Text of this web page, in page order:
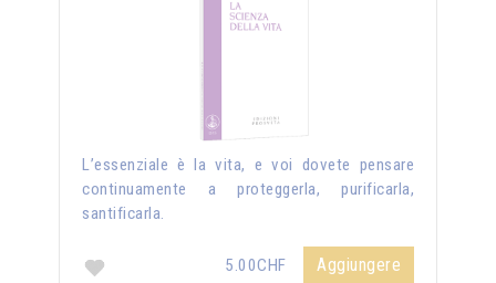
L’essenziale è la vita, e voi dovete pensare
continuamente a proteggerla, purificarla,
santificarla.
5.00CHF Aggiungere